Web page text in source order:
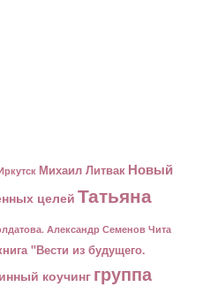
Михаил Литвак Новый
целей Татьяна
Александр Семенов Чита
"Вести из будущего.
коучинг группа